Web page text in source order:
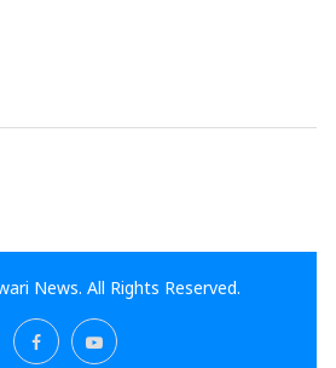
News. All Rights Reserved.